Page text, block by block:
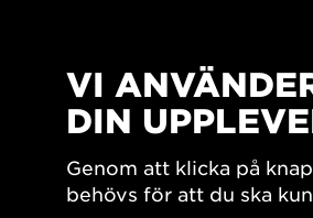
Öppettider
VI
DIN
Genom att klicka på
behövs för att du ska